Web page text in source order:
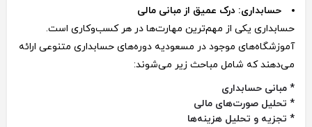
حسابداری: درک عمیق از مبانی مالی
حسابداری یکی از مهم‌ترین مهارت‌ها در هر کسب‌وکاری است.
آموزشگاه‌های موجود در مسعودیه دوره‌های حسابداری متنوعی ارائه
می‌دهند که شامل مباحث زیر می‌شوند:
* مبانی حسابداری
* تحلیل صورت‌های مالی
* تجزیه و تحلیل هزینه‌ها